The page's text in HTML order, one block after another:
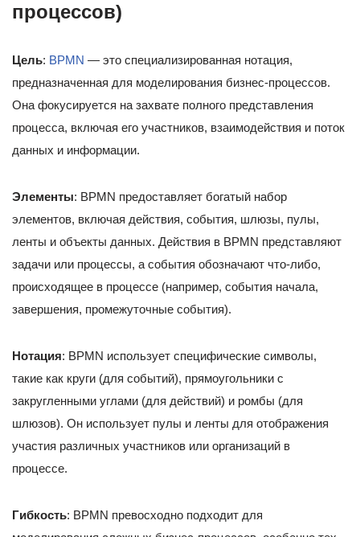
процессов)
Цель: BPMN — это специализированная нотация,
предназначенная для моделирования бизнес-процессов.
Она фокусируется на захвате полного представления
процесса, включая его участников, взаимодействия и поток
данных и информации.
Элементы: BPMN предоставляет богатый набор
элементов, включая действия, события, шлюзы, пулы,
ленты и объекты данных. Действия в BPMN представляют
задачи или процессы, а события обозначают что-либо,
происходящее в процессе (например, события начала,
завершения, промежуточные события).
Нотация: BPMN использует специфические символы,
такие как круги (для событий), прямоугольники с
закругленными углами (для действий) и ромбы (для
шлюзов). Он использует пулы и ленты для отображения
участия различных участников или организаций в
процессе.
Гибкость: BPMN превосходно подходит для